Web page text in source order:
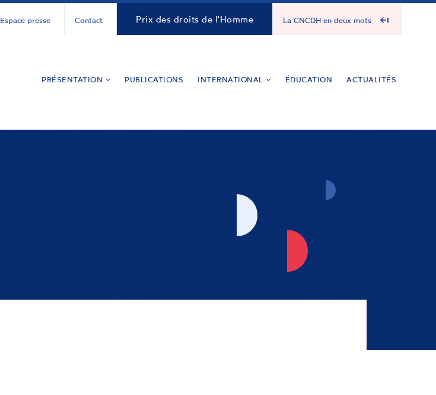
Espace presse Contact Prix des droits de l'Homme La CNCDH en deux mots
PRÉSENTATION PUBLICATIONS INTERNATIONAL ÉDUCATION ACTUALITÉS